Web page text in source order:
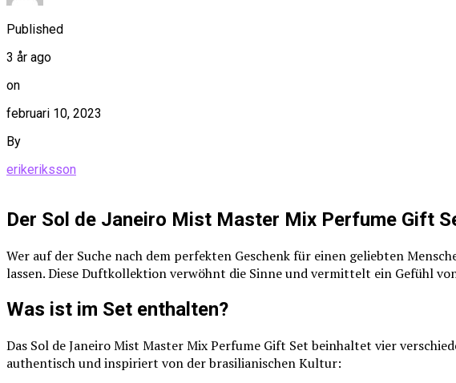
Published
3 år ago
on
februari 10, 2023
By
erikeriksson
Der Sol de Janeiro Mist Master Mix Perfume Gift
Wer auf der Suche nach dem perfekten Geschenk für einen geliebten
lassen. Diese Duftkollektion verwöhnt die Sinne und vermittelt ein Gefühl
Was ist im Set enthalten?
Das Sol de Janeiro Mist Master Mix Perfume Gift Set beinhaltet vier
authentisch und inspiriert von der brasilianischen Kultur: